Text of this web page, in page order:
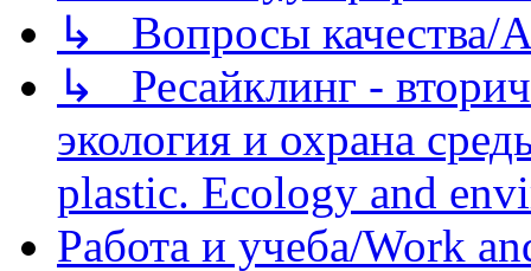
↳ Вопросы качества/
↳ Ресайклинг -
экология и охрана
plastic. Ecology and
Работа и учеба/Work